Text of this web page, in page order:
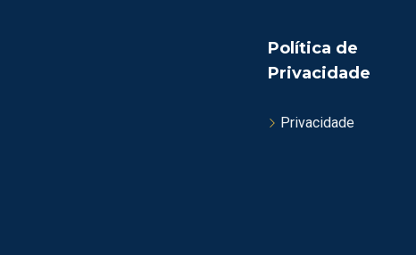
Política de
Privacidade
Privacidade